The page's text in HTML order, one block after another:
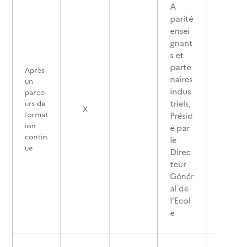
Après
un
parco
urs de
format
ion
contin
ue
X
A
parité
ensei
gnant
s et
parte
naires
indus
triels,
Présid
é par
le
Direc
teur
Génér
al de
l’Ecol
e